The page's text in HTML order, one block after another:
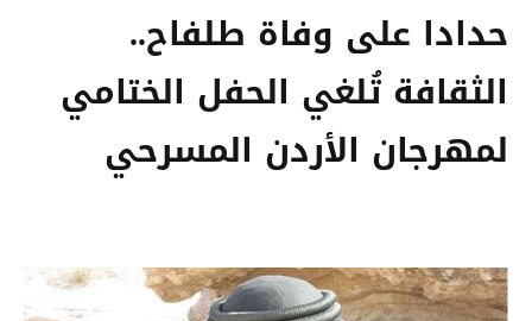
حدادا على وفاة طلفاح..
الثقافة تُلغي الحفل الختامي
لمهرجان الأردن المسرحي